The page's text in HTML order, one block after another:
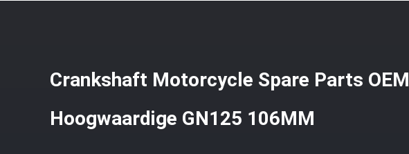
Crankshaft Motorcycle Spare Parts OEM
Hoogwaardige GN125 106MM